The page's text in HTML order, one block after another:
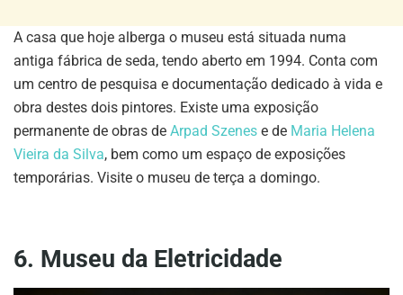
A casa que hoje alberga o museu está situada numa
antiga fábrica de seda, tendo aberto em 1994. Conta com
um centro de pesquisa e documentação dedicado à vida e
obra destes dois pintores. Existe uma exposição
permanente de obras de Arpad Szenes e de Maria Helena
Vieira da Silva, bem como um espaço de exposições
temporárias. Visite o museu de terça a domingo.
6. Museu da Eletricidade